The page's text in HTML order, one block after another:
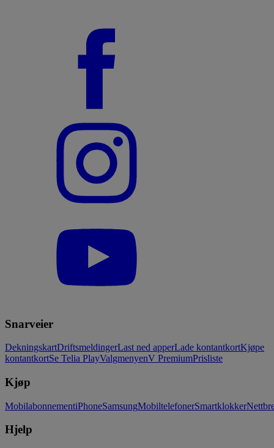
Snarveier
DekningskartDriftsmeldingerLast ned apperLade kontantkortKjøpe
kontantkortSe Telia PlayValgmenyenV PremiumPrisliste
Kjøp
MobilabonnementiPhoneSamsungMobiltelefonerSmartklokker
Hjelp